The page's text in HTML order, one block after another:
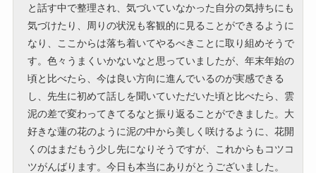
と話す中で整理され、気づいていなかった自分の気持ちにも
気づけたり、周りの状況も客観的に見ることができるように
なり、ここからは落ち着いてやるべきことに取り組めそうで
す。色々うまくいかないなと思っていましたが、年末年始の
頃と比べたら、今は良い方向に進んでいるのが実感できる
し、先生に初めて話しを聞いていただいた頃と比べたら、雲
泥の差で変わってきてるなと振り返ることができました。大
好きな蓮の花のように泥の中から美しく咲けるように、花開
くのはまだもう少し先になりそうですが、これからもコツコ
ツがんばります。今日も本当にありがとうございました。